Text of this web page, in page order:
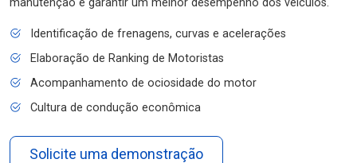
manutenção e garantir um melhor desempenho dos veículos.
Identificação de frenagens, curvas e acelerações
Elaboração de Ranking de Motoristas
Acompanhamento de ociosidade do motor
Cultura de condução econômica
Solicite uma demonstração